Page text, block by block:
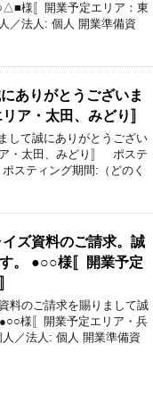
様〚開業予定エリア：東
／法人: 個人 開業準備資
ありがとうございま
ア・太田、みどり〛
して誠にありがとうござい
・太田、みどり〛 ポステ
スティング期間:（どのく
ズ資料のご請求。誠
。 ●○○様〚開業予定
料のご請求を賜りまして誠
様〚開業予定エリア・兵
／法人: 個人 開業準備資